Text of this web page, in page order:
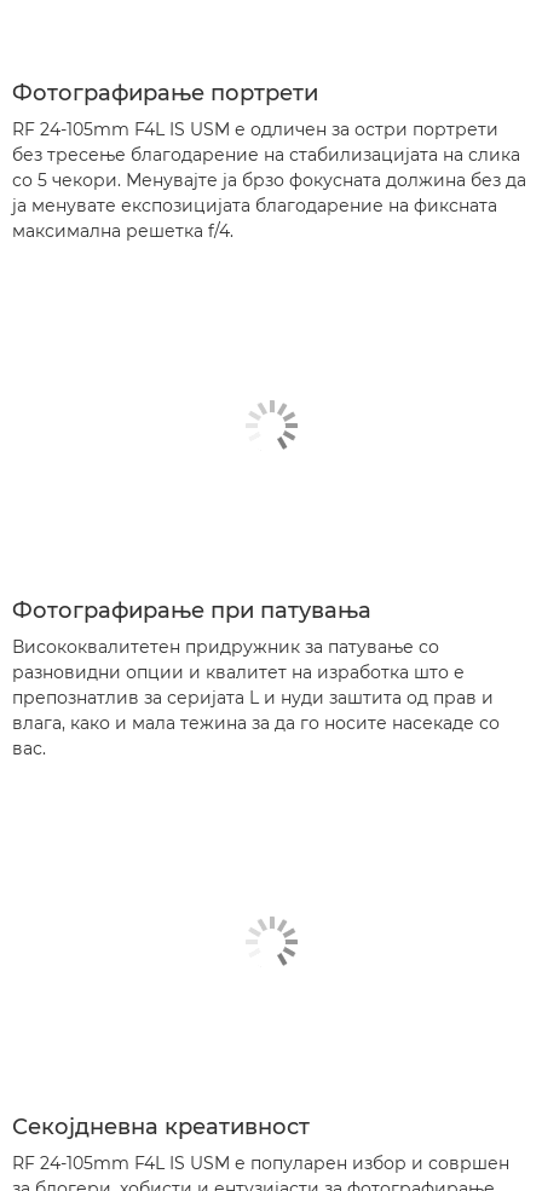
Фотографирање портрети
RF 24-105mm F4L IS USM е одличен за остри портрети
без тресење благодарение на стабилизацијата на слика
со 5 чекори. Менувајте ја брзо фокусната должина без да
ја менувате експозицијата благодарение на фиксната
максимална решетка f/4.
Фотографирање при патувања
Висококвалитетен придружник за патување со
разновидни опции и квалитет на изработка што е
препознатлив за серијата L и нуди заштита од прав и
влага, како и мала тежина за да го носите насекаде со
вас.
Секојдневна креативност
RF 24-105mm F4L IS USM е популарен избор и совршен